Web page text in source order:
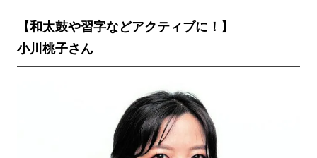
【和太鼓や習字などアクティブに！】
小川桃子さん